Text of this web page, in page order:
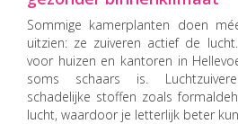
Sommige kamerplanten doen
uitzien: ze zuiveren actief de
voor huizen en kantoren in
soms schaars is.
schadelijke stoffen zoals
lucht, waardoor je letterlijk beter